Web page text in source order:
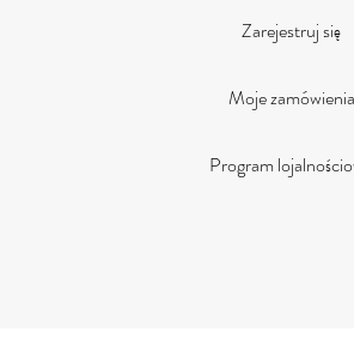
Zarejestruj się
Moje zamówienia
Program